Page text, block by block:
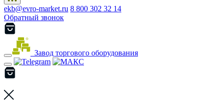
ekb@evro-market.ru 8 800 302 32 14
Обратный звонок
Завод торгового оборудования